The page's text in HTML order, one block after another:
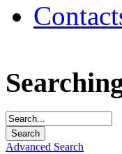
Advanced Search